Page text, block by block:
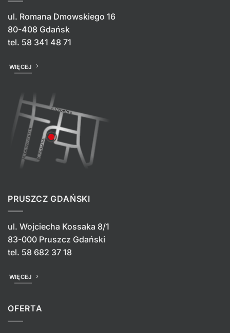
ul. Romana Dmowskiego 16
80-408 Gdańsk
tel. 58 341 48 71
WIĘCEJ
PRUSZCZ GDAŃSKI
ul. Wojciecha Kossaka 8/1
83-000 Pruszcz Gdański
tel. 58 682 37 18
WIĘCEJ
OFERTA